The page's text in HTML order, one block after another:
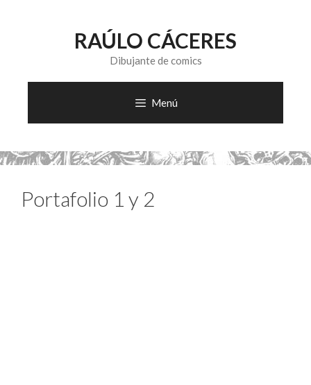
RAÚLO CÁCERES
Dibujante de comics
Menú
Portafolio 1 y 2